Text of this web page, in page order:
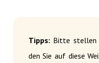
Tipps: Bitte stellen
den Sie auf diese